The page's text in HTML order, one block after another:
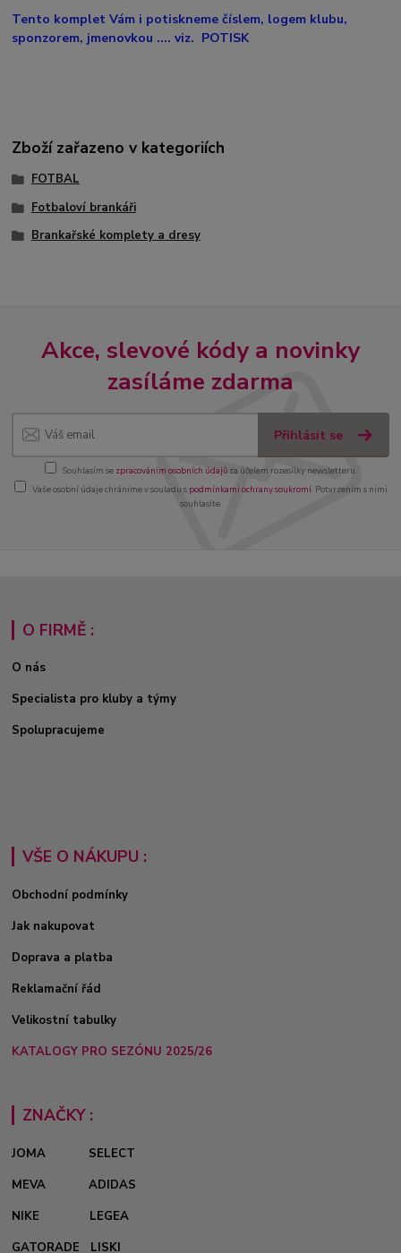
Tento komplet Vám i potiskneme číslem, logem klubu,
sponzorem, jmenovkou .... viz. POTISK
Zboží zařazeno v kategoriích
FOTBAL
Fotbaloví brankáři
Brankařské komplety a dresy
Akce, slevové kódy a novinky
zasíláme zdarma
Přihlásit se
Souhlasím se zpracováním osobních údajůza účelem rozesílky newsletteru.
Vaše osobní údaje chráníme v souladu s podmínkami ochrany soukromí. Potvrzením s nimi
souhlasíte.
O FIRMĚ :
O nás
Specialista pro kluby a týmy
Spolupracujeme
VŠE O NÁKUPU :
Obchodní podmínky
Jak nakupovat
Doprava a platba
Reklamační řád
Velikostní tabulky
KATALOGY PRO SEZÓNU 2025/26
ZNAČKY :
JOMA
SELECT
MEVA
ADIDAS
NIKE
LEGEA
GATORADE
LISKI